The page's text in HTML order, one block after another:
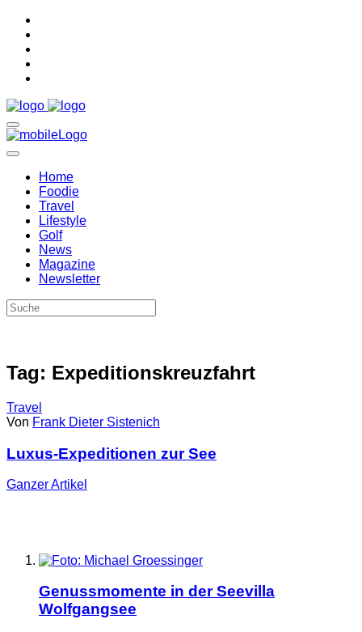
Home
Foodie
Travel
Lifestyle
Golf
News
Magazine
Newsletter
Tag: Expeditionskreuzfahrt
Travel
Von Frank Dieter Sistenich
Luxus-Expeditionen zur See
GanzerArtikel
Genussmomente in der Seevilla
Wolfgangsee